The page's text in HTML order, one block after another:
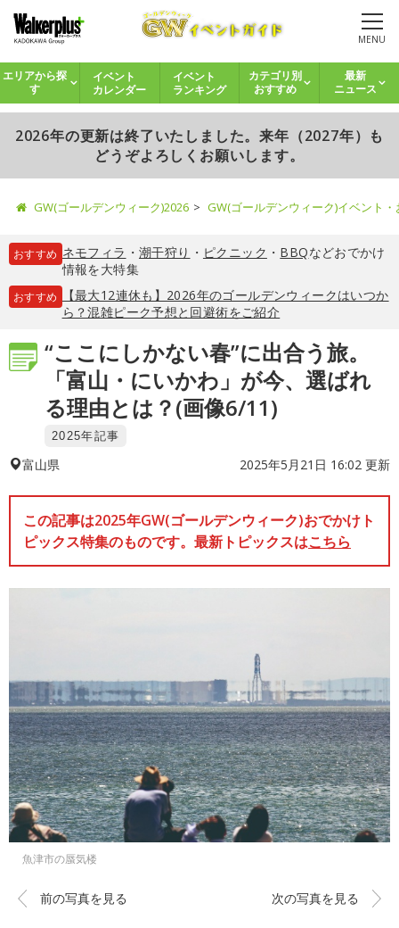
MENU
エリアから探
す
イベント
カレンダー
イベント
ランキング
カテゴリ別
おすすめ
最新
ニュース
2026年の更新は終了いたしました。来年（2027年）も
どうぞよろしくお願いします。
GW(ゴールデンウィーク)2026 GW(ゴールデンウィーク)イベント
おすすめ ネモフィラ ・ 潮干狩り ・ ピクニック ・ BBQなどおでかけ
情報を大特集
おすすめ
【最大12連休も】2026年のゴールデンウィークはいつか
ら？混雑ピーク予想と回避術をご紹介
“ここにしかない春”に出合う旅。
「富山・にいかわ」が今、選ばれ
る理由とは？(画像6/11)
2025年記事
富山県 2025年5月21日 16:02 更新
この記事は2025年GW(ゴールデンウィーク)おでかけト
ピックス特集のものです。最新トピックスはこちら
魚津市の蜃気楼
前の写真を見る 次の写真を見る